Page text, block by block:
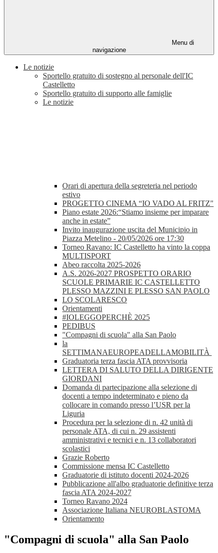
Menu di
navigazione
Le notizie
Sportello gratuito di sostegno al personale dell'IC
Castelletto
Sportello gratuito di supporto alle famiglie
Le notizie
Orari di apertura della segreteria nel periodo
estivo
PROGETTO CINEMA “IO VADO AL FRITZ"
Piano estate 2026:“Stiamo insieme per imparare
anche in estate”
Invito inaugurazione uscita del Municipio in
Piazza Metelino - 20/05/2026 ore 17:30
Torneo Ravano: IC Castelletto ha vinto la coppa
MULTISPORT
Abeo raccolta 2025-2026
A.S. 2026-2027 PROSPETTO ORARIO
SCUOLE PRIMARIE IC CASTELLETTO
PLESSO MAZZINI E PLESSO SAN PAOLO
LO SCOLARESCO
Orientamenti
#IOLEGGOPERCHÈ 2025
PEDIBUS
"Compagni di scuola" alla San Paolo
la
SETTIMANAEUROPEADELLAMOBILITÀ
Graduatoria terza fascia ATA provvisoria
LETTERA DI SALUTO DELLA DIRIGENTE
GIORDANI
Domanda di partecipazione alla selezione di
docenti a tempo indeterminato e pieno da
collocare in comando presso l’USR per la
Liguria
Procedura per la selezione di n. 42 unità di
personale ATA, di cui n. 29 assistenti
amministrativi e tecnici e n. 13 collaboratori
scolastici
Grazie Roberto
Commissione mensa IC Castelletto
Graduatorie di istituto docenti 2024-2026
Pubblicazione all'albo graduatorie definitive terza
fascia ATA 2024-2027
Torneo Ravano 2024
Associazione Italiana NEUROBLASTOMA
Orientamento
"Compagni di scuola" alla San Paolo